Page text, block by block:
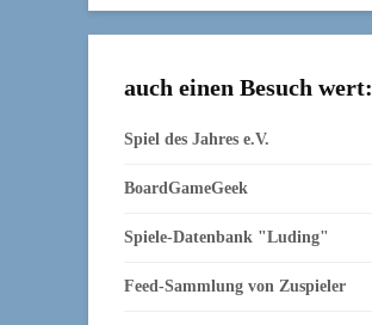
auch einen Besuch wert:
Spiel des Jahres e.V.
BoardGameGeek
Spiele-Datenbank "Luding"
Feed-Sammlung von Zuspieler